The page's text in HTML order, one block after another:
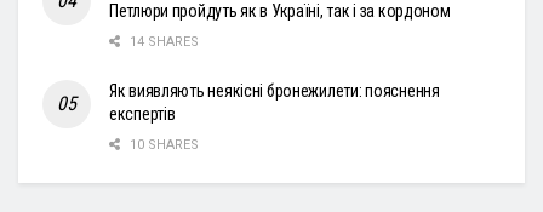
Петлюри пройдуть як в Україні, так і за кордоном
14 SHARES
Як виявляють неякісні бронежилети: пояснення
експертів
10 SHARES